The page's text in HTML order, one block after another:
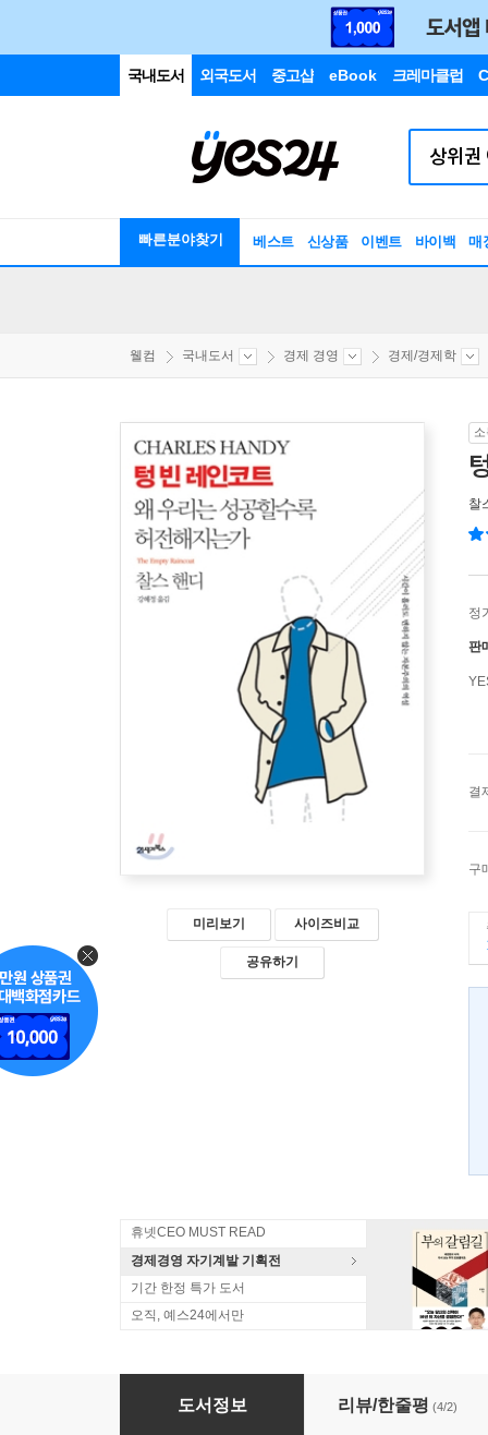
국내도서 외국도서 중고샵 eBook 크레마클럽
빠른분야찾기 베스트 신상품 이벤트 바이백 매
웰컴 국내도서 경제 경영 경제/경제학
미리보기 사이즈비교
공유하기
찰
정
판
결
구
휴넷CEO MUST READ
경제경영 자기계발 기획전
기간 한정 특가 도서
오직, 예스24에서만
텅 빈 레인코트
도서정보 리뷰/한줄평 (4/2)